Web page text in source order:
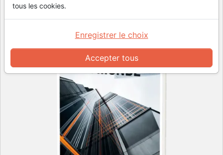
tous les cookies.
Accepter tous
Enregistrer le choix